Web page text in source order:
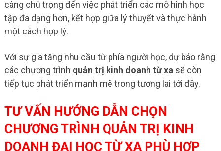
càng chú trọng đến việc phát triển các mô hình học
tập đa dạng hơn, kết hợp giữa lý thuyết và thực hành
một cách hợp lý.
Với sự gia tăng nhu cầu từ phía người học, dự báo rằng
các chương trình quản trị kinh doanh từ xasẽ còn
tiếp tục phát triển mạnh mẽ trong tương lai tới đây.
TƯ VẤN HƯỚNG DẪN CHỌN
CHƯƠNG TRÌNH QUẢN TRỊ KINH
DOANH ĐẠI HỌC TỪ XA PHÙ HỢP